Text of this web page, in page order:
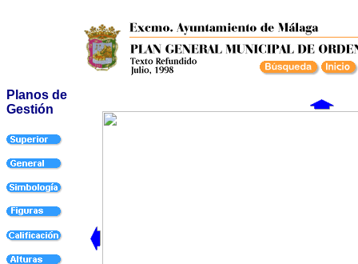
Planos de
Gestión